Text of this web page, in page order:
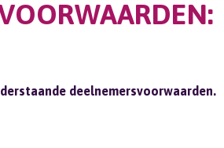
deelnemersvoorwaarden.